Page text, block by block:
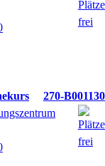
270-B001130